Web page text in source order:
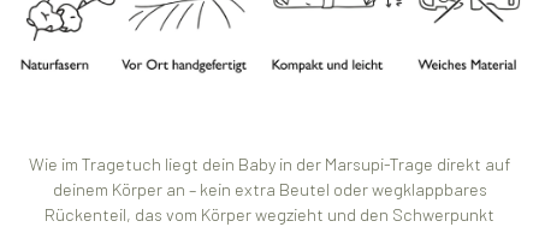
Wie im Tragetuch liegt dein Baby in der Marsupi-Trage direkt auf
deinem Körper an – kein extra Beutel oder wegklappbares
Rückenteil, das vom Körper wegzieht und den Schwerpunkt